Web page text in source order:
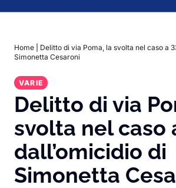
Home
Delitto di via Poma, la svolta nel caso a
Simonetta Cesaroni
VARIE
Delitto di via
svolta nel caso
dall’omicidio di
Simonetta